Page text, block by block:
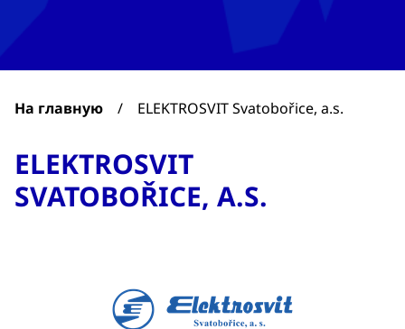
На главную / ELEKTROSVIT Svatobořice, a.s.
ELEKTROSVIT
SVATOBOŘICE, A.S.